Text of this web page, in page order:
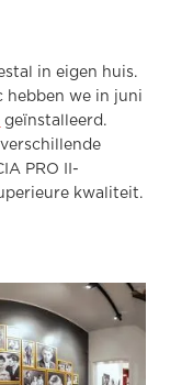
in eigen huis.
hebben we in juni
geïnstalleerd.
PRO II-
kwaliteit.